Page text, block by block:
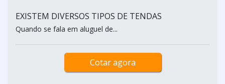
EXISTEM DIVERSOS TIPOS DE TENDAS
Quando se fala em aluguel de...
Cotar agora